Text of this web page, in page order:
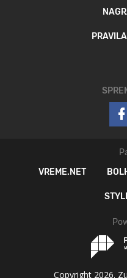
VREME.NET
Copyright 2026.